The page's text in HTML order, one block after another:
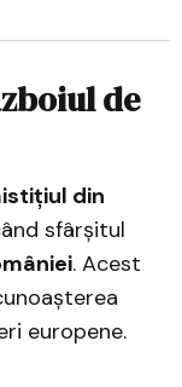
de
din
sfârșitul
. Acest
europene.